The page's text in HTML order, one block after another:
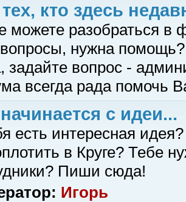
кто здесь
можете разобраться в
нужна помощь?
задайте вопрос -
всегда рада помочь
с идеи...
есть интересная
в Круге? Тебе
Пиши сюда!
Игорь